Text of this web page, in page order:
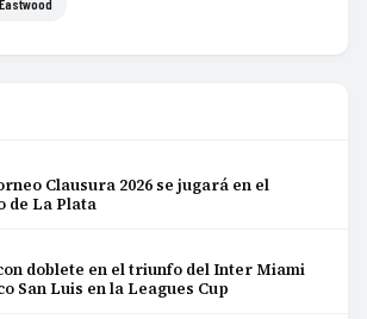
Clausura 2026 se jugará en el
de La Plata
doblete en el triunfo del Inter Miami
San Luis en la Leagues Cup